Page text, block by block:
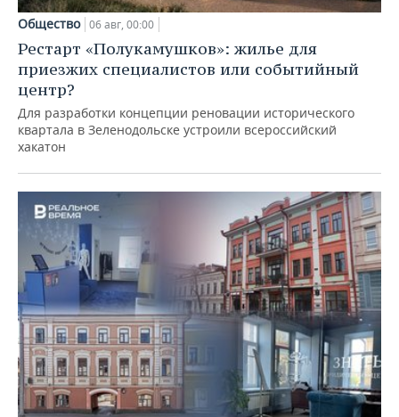
Общество 06 авг, 00:00
Рестарт «Полукамушков»: жилье для
приезжих специалистов или событийный
центр?
Для разработки концепции реновации исторического
квартала в Зеленодольске устроили всероссийский
хакатон